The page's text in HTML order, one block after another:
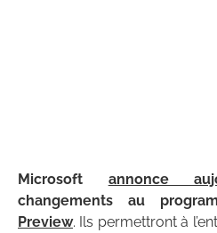
Microsoft annonce
changements au
Preview. Ils permettront à